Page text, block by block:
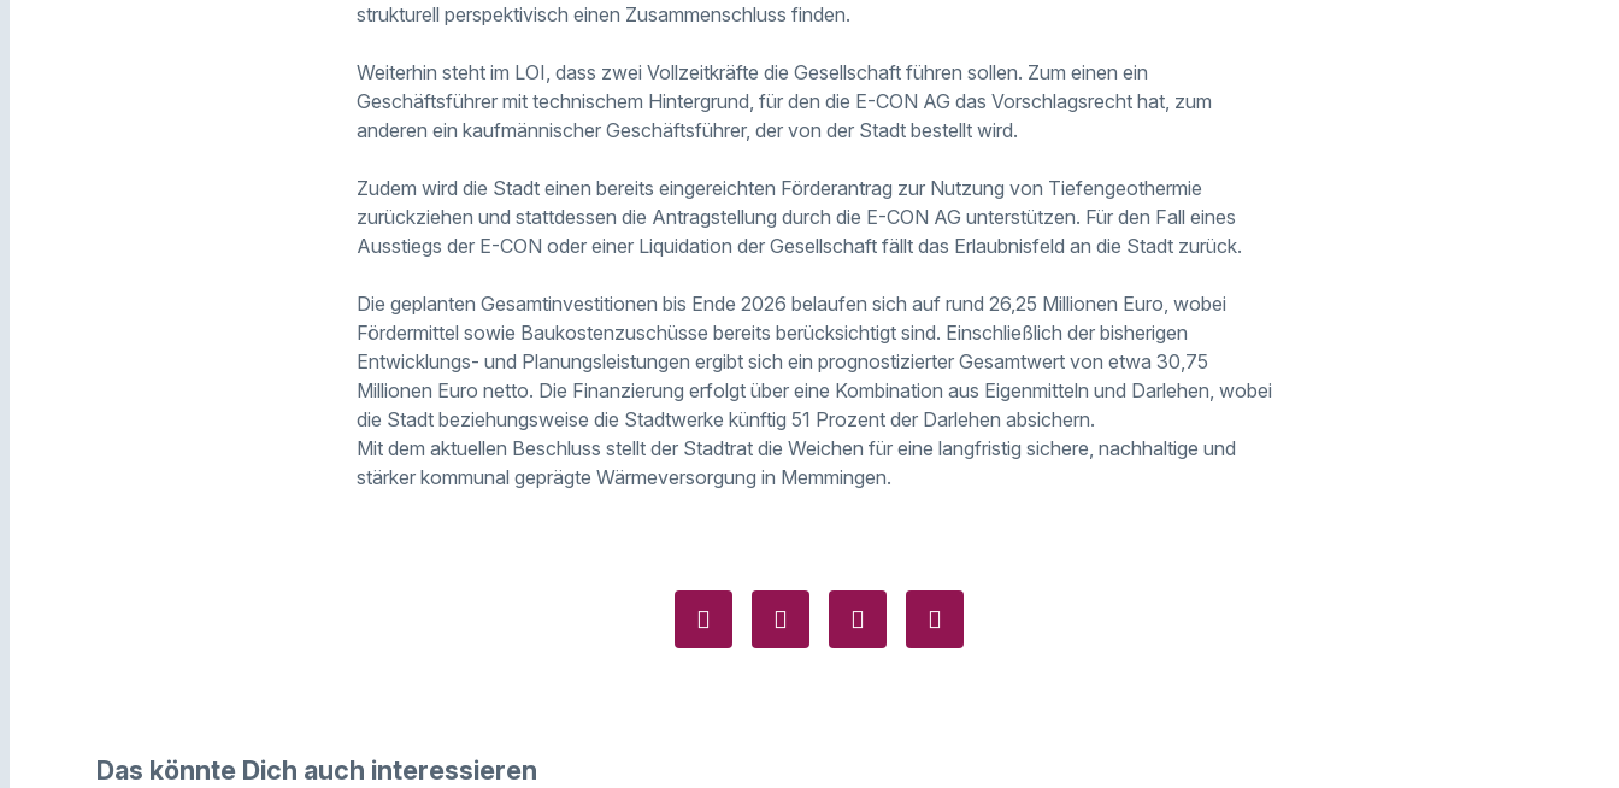
strukturell perspektivisch einen Zusammenschluss finden.
Weiterhin steht im LOI, dass zwei Vollzeitkräfte die Gesellschaft führen sollen. Zum einen ein
Geschäftsführer mit technischem Hintergrund, für den die E-CON AG das Vorschlagsrecht hat, zum
anderen ein kaufmännischer Geschäftsführer, der von der Stadt bestellt wird.
Zudem wird die Stadt einen bereits eingereichten Förderantrag zur Nutzung von Tiefengeothermie
zurückziehen und stattdessen die Antragstellung durch die E-CON AG unterstützen. Für den Fall eines
Ausstiegs der E-CON oder einer Liquidation der Gesellschaft fällt das Erlaubnisfeld an die Stadt zurück.
Die geplanten Gesamtinvestitionen bis Ende 2026 belaufen sich auf rund 26,25 Millionen Euro, wobei
Fördermittel sowie Baukostenzuschüsse bereits berücksichtigt sind. Einschließlich der bisherigen
Entwicklungs- und Planungsleistungen ergibt sich ein prognostizierter Gesamtwert von etwa 30,75
Millionen Euro netto. Die Finanzierung erfolgt über eine Kombination aus Eigenmitteln und Darlehen, wobei
die Stadt beziehungsweise die Stadtwerke künftig 51 Prozent der Darlehen absichern.
Mit dem aktuellen Beschluss stellt der Stadtrat die Weichen für eine langfristig sichere, nachhaltige und
stärker kommunal geprägte Wärmeversorgung in Memmingen.
Das könnte Dich auch interessieren